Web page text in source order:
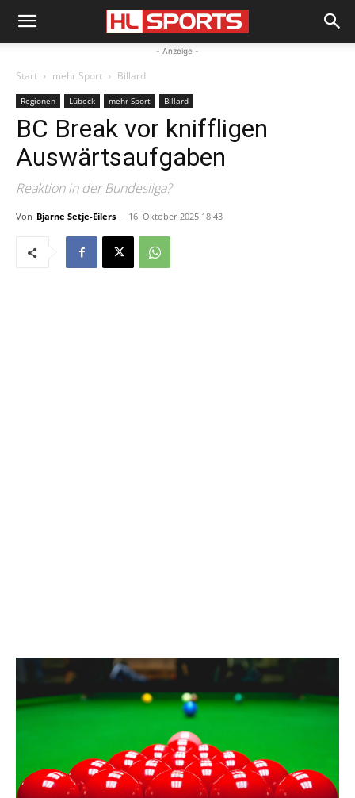
- Anzeige -
Start mehr Sport Billard
Regionen Lübeck mehr Sport Billard
BC Break vor kniffligen
Auswärtsaufgaben
Reaktion in der Bundesliga?
Von Bjarne Setje-Eilers - 16. Oktober 2025 18:43